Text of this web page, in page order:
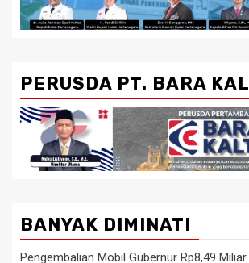
PERUSDA PT. BARA
BANYAK DIMINATI
Pengembalian Mobil Gubernur Rp8,49